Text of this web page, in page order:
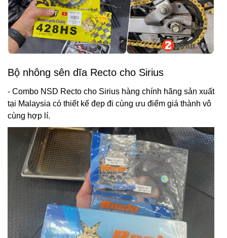
Bộ nhông sên dĩa Recto cho Sirius
- Combo NSD Recto cho Sirius hàng chính hãng sản xuất
tại Malaysia có thiết kế đẹp đi cùng ưu điểm giá thành vô
cùng hợp lí.